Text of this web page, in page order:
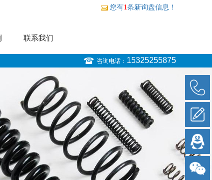
您有1条新询盘信息！
联系我们
咨询电话： 15325255875